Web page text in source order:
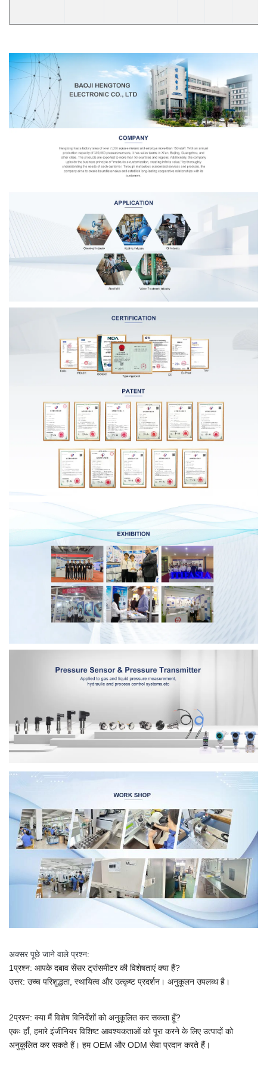
अक्सर पूछे जाने वाले प्रश्न:
1प्रश्न: आपके दबाव सेंसर ट्रांसमीटर की विशेषताएं क्या हैं?
उत्तर: उच्च परिशुद्धता, स्थायित्व और उत्कृष्ट प्रदर्शन। अनुकूलन उपलब्ध है।
2प्रश्न: क्या मैं विशेष विनिर्देशों को अनुकूलित कर सकता हूँ?
एकः हाँ, हमारे इंजीनियर विशिष्ट आवश्यकताओं को पूरा करने के लिए उत्पादों को
अनुकूलित कर सकते हैं। हम OEM और ODM सेवा प्रदान करते हैं।